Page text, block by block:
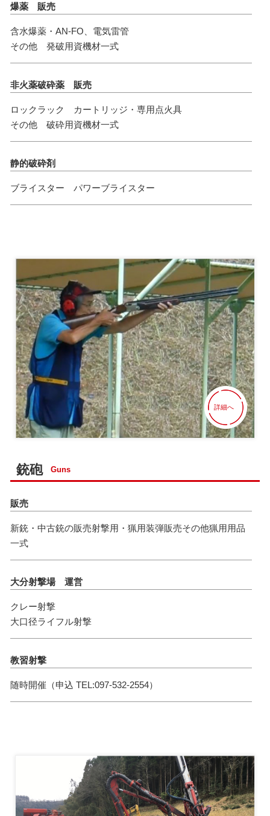
2025年11月27日
爆薬 販売
含水爆薬・AN-FO、電気雷管
その他 発破用資機材一式
非火薬破砕薬 販売
ロックラック カートリッジ・専用点火具
その他 破砕用資機材一式
静的破砕剤
ブライスター パワーブライスター
銃砲 Guns
販売
新銃・中古銃の販売射撃用・猟用装弾販売その他猟用用品
一式
大分射撃場 運営
クレー射撃
大口径ライフル射撃
教習射撃
随時開催（申込 TEL:097-532-2554）
詳細へ